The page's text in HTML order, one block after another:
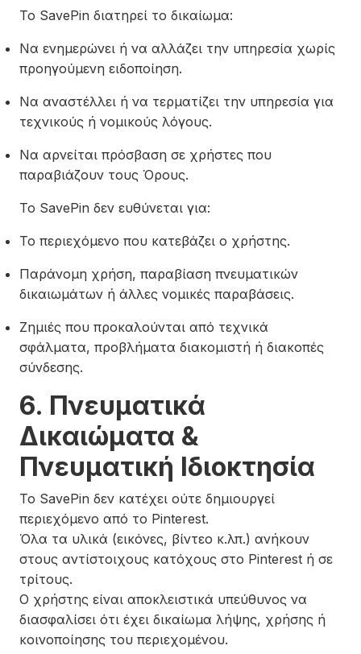
Το SavePin διατηρεί το δικαίωμα:
Να ενημερώνει ή να αλλάζει την υπηρεσία χωρίς
προηγούμενη ειδοποίηση.
Να αναστέλλει ή να τερματίζει την υπηρεσία για
τεχνικούς ή νομικούς λόγους.
Να αρνείται πρόσβαση σε χρήστες που
παραβιάζουν τους Όρους.
Το SavePin δεν ευθύνεται για:
Το περιεχόμενο που κατεβάζει ο χρήστης.
Παράνομη χρήση, παραβίαση πνευματικών
δικαιωμάτων ή άλλες νομικές παραβάσεις.
Ζημιές που προκαλούνται από τεχνικά
σφάλματα, προβλήματα διακομιστή ή διακοπές
σύνδεσης.
6. Πνευματικά
Δικαιώματα &
Πνευματική Ιδιοκτησία
Το SavePin δεν κατέχει ούτε δημιουργεί
περιεχόμενο από το Pinterest.
Όλα τα υλικά (εικόνες, βίντεο κ.λπ.) ανήκουν
στους αντίστοιχους κατόχους στο Pinterest ή σε
τρίτους.
Ο χρήστης είναι αποκλειστικά υπεύθυνος να
διασφαλίσει ότι έχει δικαίωμα λήψης, χρήσης ή
κοινοποίησης του περιεχομένου.